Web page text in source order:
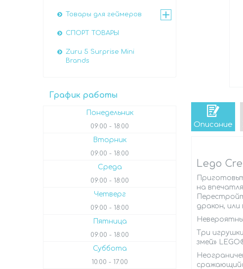
Описание
Lego
на
дракон, или
Три
змей»
Товары для геймеров
СПОРТ ТОВАРЫ
Zuru 5 Surprise Mini
Brands
График работы
Понедельник
09:00 18:00
Вторник
09:00 18:00
Среда
09:00 18:00
Четверг
09:00 18:00
Пятница
09:00 18:00
Суббота
10:00 17:00